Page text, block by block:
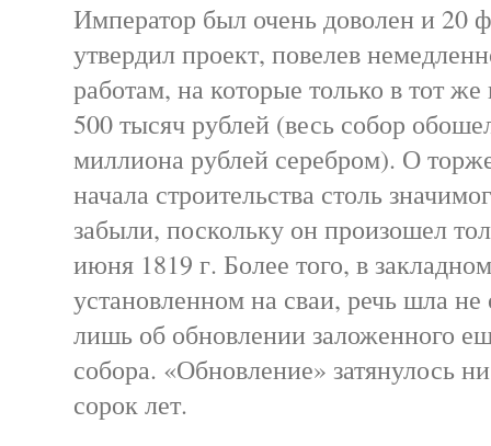
Император был очень доволен и 20
утвердил проект, повелев
работам, на которые только в тот
500 тысяч рублей (весь собор
миллиона рублей серебром). О
начала строительства столь
забыли, поскольку он произошел
июня 1819 г. Более того, в
установленном на сваи, речь шла не
лишь об обновлении заложенного
собора. «Обновление» затянулось
сорок лет.